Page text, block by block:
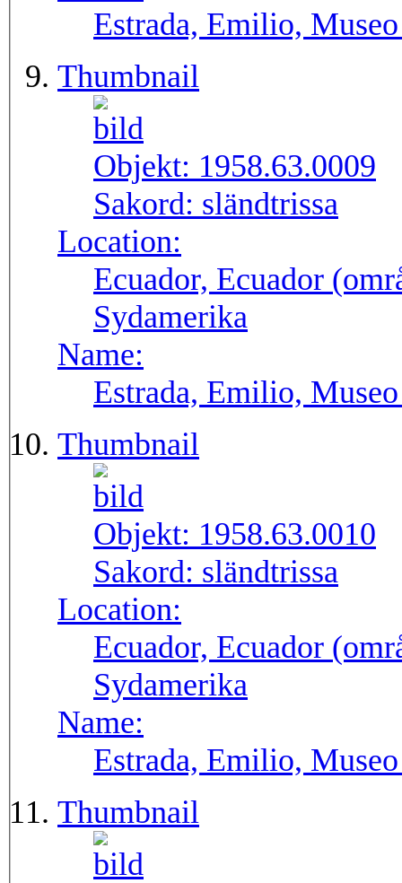
Estrada, Emilio,
Thumbnail
Objekt: 1958.63.0009
Sakord: sländtrissa
Location:
Ecuador, Ecuador
Sydamerika
Name:
Estrada, Emilio,
Thumbnail
Objekt: 1958.63.0010
Sakord: sländtrissa
Location:
Ecuador, Ecuador
Sydamerika
Name:
Estrada, Emilio,
Thumbnail